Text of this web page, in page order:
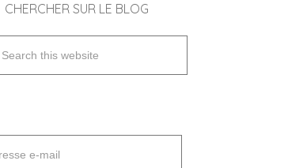
CHERCHER SUR LE BLOG